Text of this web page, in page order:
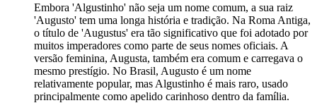
Embora 'Algustinho' não seja um nome comum, a sua raiz
'Augusto' tem uma longa história e tradição. Na Roma Antiga,
o título de 'Augustus' era tão significativo que foi adotado por
muitos imperadores como parte de seus nomes oficiais. A
versão feminina, Augusta, também era comum e carregava o
mesmo prestígio. No Brasil, Augusto é um nome
relativamente popular, mas Algustinho é mais raro, usado
principalmente como apelido carinhoso dentro da família.